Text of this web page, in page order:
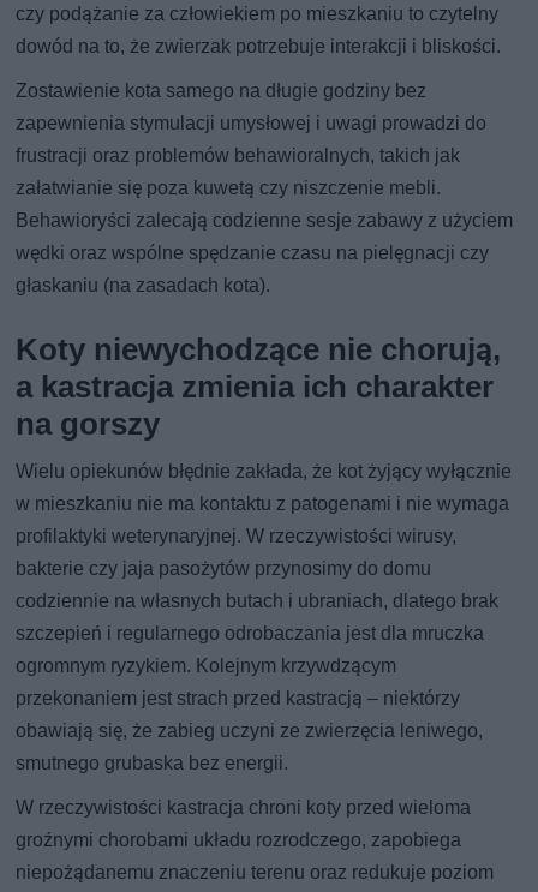
czy podążanie za człowiekiem po mieszkaniu to czytelny
dowód na to, że zwierzak potrzebuje interakcji i bliskości.
Zostawienie kota samego na długie godziny bez
zapewnienia stymulacji umysłowej i uwagi prowadzi do
frustracji oraz problemów behawioralnych, takich jak
załatwianie się poza kuwetą czy niszczenie mebli.
Behawioryści zalecają codzienne sesje zabawy z użyciem
wędki oraz wspólne spędzanie czasu na pielęgnacji czy
głaskaniu (na zasadach kota).
Koty niewychodzące nie chorują,
a kastracja zmienia ich charakter
na gorszy
Wielu opiekunów błędnie zakłada, że kot żyjący wyłącznie
w mieszkaniu nie ma kontaktu z patogenami i nie wymaga
profilaktyki weterynaryjnej. W rzeczywistości wirusy,
bakterie czy jaja pasożytów przynosimy do domu
codziennie na własnych butach i ubraniach, dlatego brak
szczepień i regularnego odrobaczania jest dla mruczka
ogromnym ryzykiem. Kolejnym krzywdzącym
przekonaniem jest strach przed kastracją – niektórzy
obawiają się, że zabieg uczyni ze zwierzęcia leniwego,
smutnego grubaska bez energii.
W rzeczywistości kastracja chroni koty przed wieloma
groźnymi chorobami układu rozrodczego, zapobiega
niepożądanemu znaczeniu terenu oraz redukuje poziom